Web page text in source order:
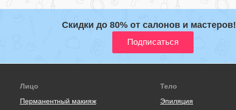
Скидки до 80% от салонов и мастеров!
Лицо
Перманентный макияж
Тело
Эпиляция